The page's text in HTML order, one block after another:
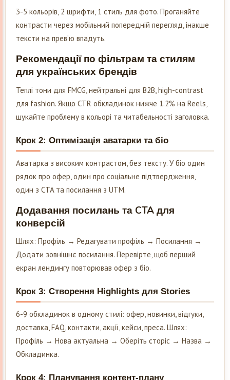
3-5 кольорів, 2 шрифти, 1 стиль для фото. Проганяйте
контрасти через мобільний попередній перегляд, інакше
тексти на прев’ю впадуть.
Рекомендації по фільтрам та стилям
для українських брендів
Теплі тони для FMCG, нейтральні для B2B, high-contrast
для fashion. Якщо CTR обкладинок нижче 1.2% на Reels,
шукайте проблему в кольорі та читабельності заголовка.
Крок 2: Оптимізація аватарки та біо
Аватарка з високим контрастом, без тексту. У біо один
рядок про офер, один про соціальне підтвердження,
один з CTA та посилання з UTM.
Додавання посилань та CTA для
конверсій
Шлях: Профіль → Редагувати профіль → Посилання →
Додати зовнішнє посилання. Перевірте, щоб перший
екран лендингу повторював офер з біо.
Крок 3: Створення Highlights для Stories
6-9 обкладинок в одному стилі: офер, новинки, відгуки,
доставка, FAQ, контакти, акції, кейси, преса. Шлях:
Профіль → Нова актуальна → Оберіть сторіс → Назва →
Обкладинка.
Крок 4: Планування контент-плану